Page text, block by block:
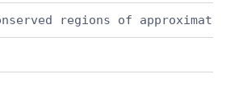
regions of